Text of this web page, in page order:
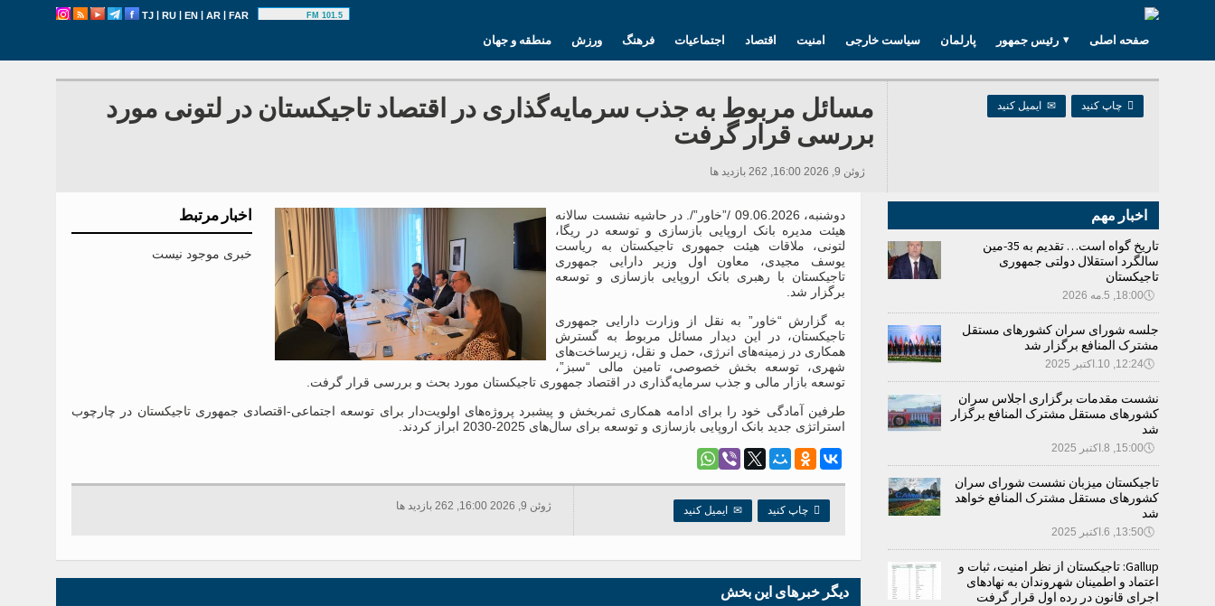
TJ | RU | EN | AR | FAR 101.5 FM
منطقه و جهان ورزش فرهنگ اجتماعیات اقتصاد امنیت سیاست خارجی پارلمان رئیس جمهور صفحه اصلی
 چاپ کنید ✉ ایمیل کنید مسائل مربوط به جذب سرمایه‌گذاری در اقتصاد تاجیکستان در لتونی مورد
بررسی قرار گرفت
ژوئن 9, 2026 16:00, 262 بازدید ها
اخبار مرتبط
خبری موجود نیست
دوشنبه، 09.06.2026 /”خاور”/. در حاشیه نشست سالانه
هیئت مدیره بانک اروپایی بازسازی و توسعه در ریگا،
لتونی، ملاقات هیئت جمهوری تاجیکستان به ریاست
یوسف مجیدی، معاون اول وزیر دارایی جمهوری
تاجیکستان با رهبری بانک اروپایی بازسازی و توسعه
برگزار شد.
به گزارش “خاور” به نقل از وزارت دارایی جمهوری
تاجیکستان، در این دیدار مسائل مربوط به گسترش
همکاری در زمینه‌های انرژی، حمل و نقل، زیرساخت‌های
شهری، توسعه بخش خصوصی، تامین مالی “سبز”،
توسعه بازار مالی و جذب سرمایه‌گذاری در اقتصاد جمهوری تاجیکستان مورد بحث و بررسی قرار گرفت.
طرفین آمادگی خود را برای ادامه همکاری ثمربخش و پیشبرد پروژه‌های اولویت‌دار برای توسعه اجتماعی-اقتصادی جمهوری تاجیکستان در چارچوب
استراتژی جدید بانک اروپایی بازسازی و توسعه برای سال‌های 2025-2030 ابراز کردند.
 چاپ کنید ✉ ایمیل کنید ژوئن 9, 2026 16:00, 262 بازدید ها
دیگر خبرهای این بخش
اخبار مهم
تاریخ گواه است… تقدیم به 35-مین
سالگرد استقلال دولتی جمهوری
تاجیکستان
🕔18:00, 5.مه 2026
جلسه شورای سران کشورهای مستقل
مشترک المنافع برگزار شد
🕔12:24, 10.اکتبر 2025
نشست مقدمات برگزاری اجلاس سران
کشورهای مستقل مشترک المنافع برگزار
شد
🕔15:00, 8.اکتبر 2025
تاجیکستان میزبان نشست شورای سران
کشورهای مستقل مشترک المنافع خواهد
شد
🕔13:50, 6.اکتبر 2025
Gallup: تاجیکستان از نظر امنیت، ثبات و
اعتماد و اطمینان شهروندان به نهادهای
اجرای قانون در رده اول قرار گرفت